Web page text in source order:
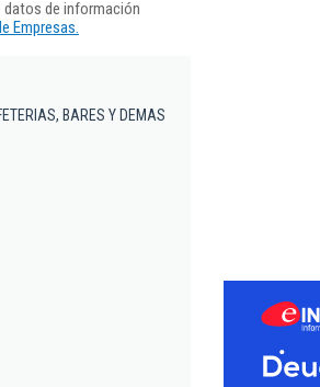
datos de información
Empresas.
BARES Y DEMAS